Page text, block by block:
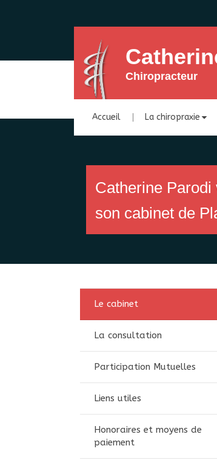
Chiropracteur
Accueil La chiropraxie
Catherine
son cabinet de
Le cabinet
La consultation
Participation Mutuelles
Liens utiles
Honoraires et moyens de
paiement